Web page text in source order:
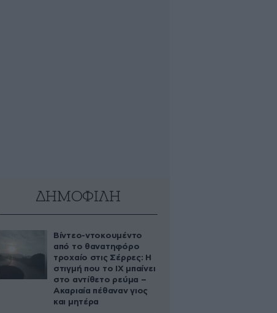
ΔΗΜΟΦΙΛΗ
Βίντεο-ντοκουμέντο
από το θανατηφόρο
τροχαίο στις Σέρρες: Η
στιγμή που το ΙΧ μπαίνει
στο αντίθετο ρεύμα –
Ακαριαία πέθαναν γιος
και μητέρα